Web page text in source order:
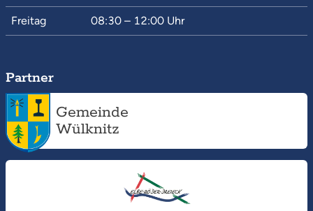
Freitag 08:30 – 12:00 Uhr
Partner
Gemeinde
Wülknitz